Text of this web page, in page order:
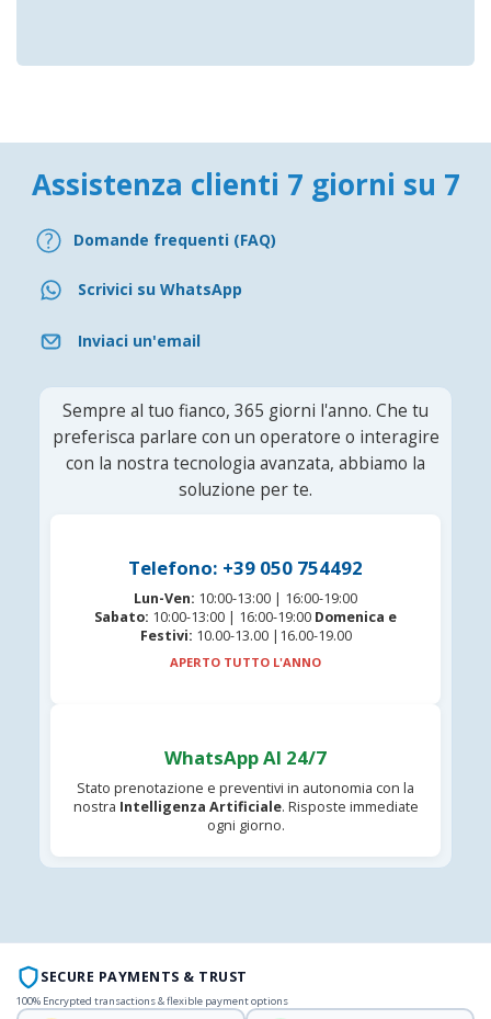
Assistenza clienti 7 giorni su 7
Domande frequenti (FAQ)
Scrivici su WhatsApp
Inviaci un'email
Sempre al tuo fianco, 365 giorni l'anno. Che tu
preferisca parlare con un operatore o interagire
con la nostra tecnologia avanzata, abbiamo la
soluzione per te.
Telefono: +39 050 754492
Lun-Ven: 10:00-13:00 | 16:00-19:00
Sabato: 10:00-13:00 | 16:00-19:00 Domenica e
Festivi: 10.00-13.00 |16.00-19.00
APERTO TUTTO L'ANNO
WhatsApp AI 24/7
Stato prenotazione e preventivi in autonomia con la
nostra Intelligenza Artificiale. Risposte immediate
ogni giorno.
SECURE PAYMENTS & TRUST
100% Encrypted transactions & flexible payment options